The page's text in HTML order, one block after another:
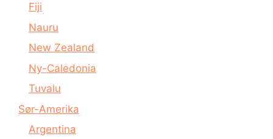
Fiji
Nauru
New Zealand
Ny-Caledonia
Tuvalu
Sør-Amerika
Argentina